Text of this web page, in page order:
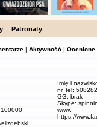
Patronaty
| Aktywność | Ocenione
Imię i
nr. tel:
GG: brak
Skype:
www:
https://